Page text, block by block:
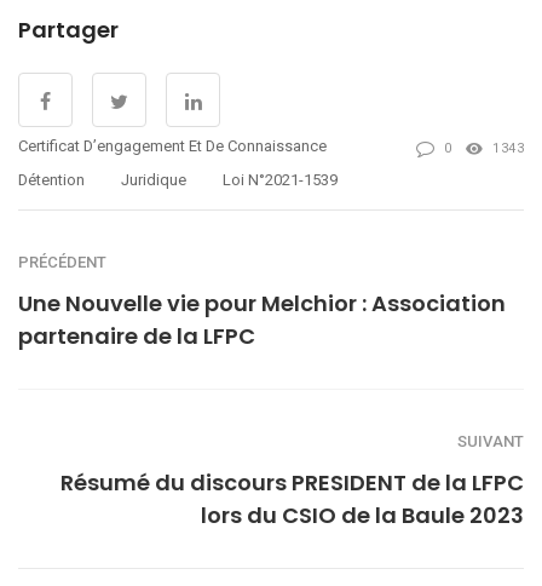
Partager
Certificat D’engagement Et De Connaissance
Détention
Juridique Loi N°2021-1539
0 1343
PRÉCÉDENT
Une Nouvelle vie pour Melchior : Association
partenaire de la LFPC
SUIVANT
Résumé du discours PRESIDENT de la LFPC
lors du CSIO de la Baule 2023